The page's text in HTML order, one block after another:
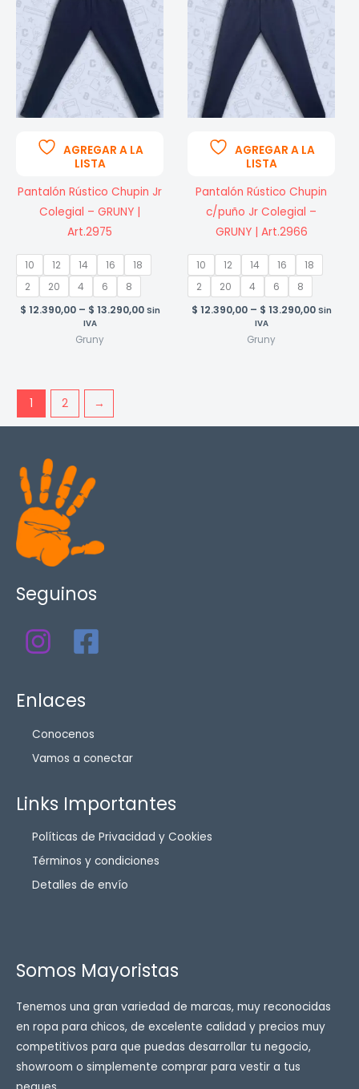
AGREGAR A LA
LISTA
Pantalón Rústico Chupin Jr
Colegial – GRUNY |
Art.2975
10 12 14 16
18
2
20 4 6
8
$ 12.390,00 – $ 13.290,00Price
Sin
IVA
Gruny
AGREGAR A LA
LISTA
Pantalón Rústico Chupin
c/puño Jr Colegial –
GRUNY | Art.2966
10 12 14 16
18
2
20 4 6
8
$ 12.390,00 – $ 13.290,00Price
Sin
IVA
Gruny
1 2 →
Seguinos
Enlaces
Conocenos
Vamos a conectar
Links Importantes
Políticas de Privacidad y Cookies
Términos y condiciones
Detalles de envío
Somos Mayoristas
Tenemos una gran variedad de marcas, muy reconocidas
en ropa para chicos, de excelente calidad y precios muy
competitivos para que puedas desarrollar tu negocio,
showroom o simplemente comprar para vestir a tus